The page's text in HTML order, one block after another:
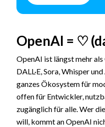
OpenAI = ♡
OpenAI ist längst mehr
DALL·E, Sora, Whisper
ganzes Ökosystem für
offen für Entwickler,
zugänglich für alle. Wer
will, kommt an OpenAI